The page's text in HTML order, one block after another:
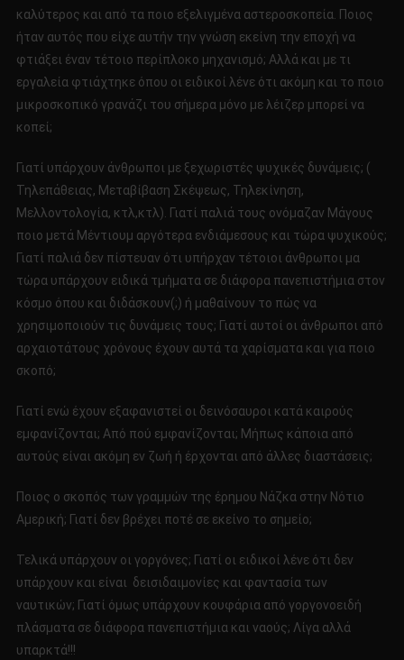
καλύτερος και από τα ποιο εξελιγμένα αστεροσκοπεία. Ποιος
ήταν αυτός που είχε αυτήν την γνώση εκείνη την εποχή να
φτιάξει έναν τέτοιο περίπλοκο μηχανισμό; Αλλά και με τι
εργαλεία φτιάχτηκε όπου οι ειδικοί λένε ότι ακόμη και το ποιο
μικροσκοπικό γρανάζι του σήμερα μόνο με λέιζερ μπορεί να
κοπεί;
Γιατί υπάρχουν άνθρωποι με ξεχωριστές ψυχικές δυνάμεις; (
Τηλεπάθειας, Μεταβίβαση Σκέψεως, Τηλεκίνηση,
Μελλοντολογία, κτλ,κτλ). Γιατί παλιά τους ονόμαζαν Μάγους
ποιο μετά Μέντιουμ αργότερα ενδιάμεσους και τώρα ψυχικούς;
Γιατί παλιά δεν πίστευαν ότι υπήρχαν τέτοιοι άνθρωποι μα
τώρα υπάρχουν ειδικά τμήματα σε διάφορα πανεπιστήμια στον
κόσμο όπου και διδάσκουν(;) ή μαθαίνουν το πώς να
χρησιμοποιούν τις δυνάμεις τους; Γιατί αυτοί οι άνθρωποι από
αρχαιοτάτους χρόνους έχουν αυτά τα χαρίσματα και για ποιο
σκοπό;
Γιατί ενώ έχουν εξαφανιστεί οι δεινόσαυροι κατά καιρούς
εμφανίζονται; Από πού εμφανίζονται; Μήπως κάποια από
αυτούς είναι ακόμη εν ζωή ή έρχονται από άλλες διαστάσεις;
Ποιος ο σκοπός των γραμμών της έρημου Νάζκα στην Νότιο
Αμερική; Γιατί δεν βρέχει ποτέ σε εκείνο το σημείο;
Τελικά υπάρχουν οι γοργόνες; Γιατί οι ειδικοί λένε ότι δεν
υπάρχουν και είναι δεισιδαιμονίες και φαντασία των
ναυτικών; Γιατί όμως υπάρχουν κουφάρια από γοργονοειδή
πλάσματα σε διάφορα πανεπιστήμια και ναούς; Λίγα αλλά
υπαρκτά!!!